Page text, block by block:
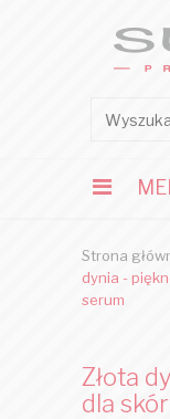
Strona
dynia -
serum
Złota
dla